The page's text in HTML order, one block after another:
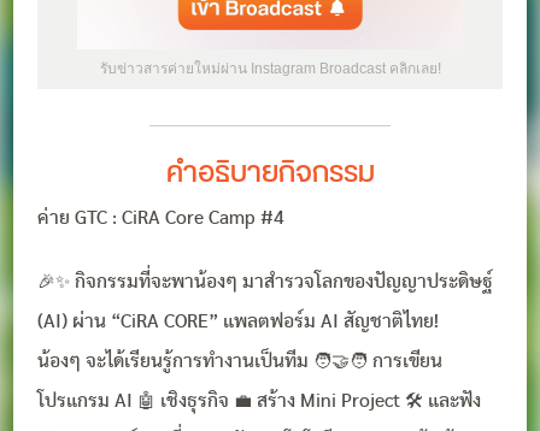
รับข่าวสารค่ายใหม่ผ่าน Instagram Broadcast คลิกเลย!
คำอธิบายกิจกรรม
ค่าย GTC : CiRA Core Camp #4
🎉✨ กิจกรรมที่จะพาน้องๆ มาสำรวจโลกของปัญญาประดิษฐ์
(AI) ผ่าน “CiRA CORE” แพลตฟอร์ม AI สัญชาติไทย!
น้องๆ จะได้เรียนรู้การทำงานเป็นทีม 🧑‍🤝‍🧑 การเขียน
โปรแกรม AI 🤖 เชิงธุรกิจ 💼 สร้าง Mini Project 🛠️ และฟัง